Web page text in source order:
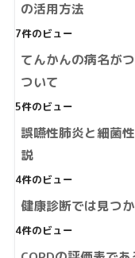
の活用方法
7件のビュー
てんかんの病名が
ついて
5件のビュー
誤嚥性肺炎と細菌
説
4件のビュー
健康診断では見つ
4件のビュー